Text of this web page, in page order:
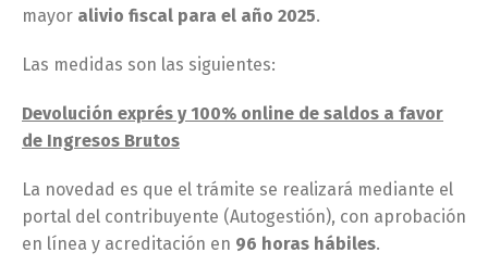
mayor alivio fiscal para el año 2025.
Las medidas son las siguientes:
Devolución exprés y 100% online de saldos a favor
de Ingresos Brutos
La novedad es que el trámite se realizará mediante el
portal del contribuyente (Autogestión), con aprobación
en línea y acreditación en 96 horas hábiles.